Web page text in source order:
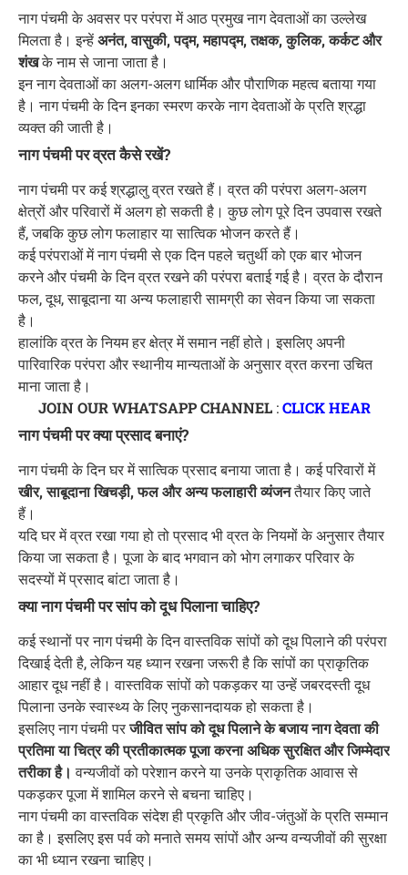
नाग पंचमी के अवसर पर परंपरा में आठ प्रमुख नाग देवताओं का उल्लेख
मिलता है। इन्हेंअनंत, वासुकी, पद्म, महापद्म, तक्षक, कुलिक, कर्कट और
शंखके नाम से जाना जाता है।
इन नाग देवताओं का अलग-अलग धार्मिक और पौराणिक महत्व बताया गया
है। नाग पंचमी के दिन इनका स्मरण करके नाग देवताओं के प्रति श्रद्धा
व्यक्त की जाती है।
नाग पंचमी पर व्रत कैसे रखें?
नाग पंचमी पर कई श्रद्धालु व्रत रखते हैं। व्रत की परंपरा अलग-अलग
क्षेत्रों और परिवारों में अलग हो सकती है। कुछ लोग पूरे दिन उपवास रखते
हैं, जबकि कुछ लोग फलाहार या सात्विक भोजन करते हैं।
कई परंपराओं में नाग पंचमी से एक दिन पहले चतुर्थी को एक बार भोजन
करने और पंचमी के दिन व्रत रखने की परंपरा बताई गई है। व्रत के दौरान
फल, दूध, साबूदाना या अन्य फलाहारी सामग्री का सेवन किया जा सकता
है।
हालांकि व्रत के नियम हर क्षेत्र में समान नहीं होते। इसलिए अपनी
पारिवारिक परंपरा और स्थानीय मान्यताओं के अनुसार व्रत करना उचित
माना जाता है।
JOIN OUR WHATSAPP CHANNEL:CLICK HEAR
नाग पंचमी पर क्या प्रसाद बनाएं?
नाग पंचमी के दिन घर में सात्विक प्रसाद बनाया जाता है। कई परिवारों में
खीर, साबूदाना खिचड़ी, फल और अन्य फलाहारी व्यंजनतैयार किए जाते
हैं।
यदि घर में व्रत रखा गया हो तो प्रसाद भी व्रत के नियमों के अनुसार तैयार
किया जा सकता है। पूजा के बाद भगवान को भोग लगाकर परिवार के
सदस्यों में प्रसाद बांटा जाता है।
क्या नाग पंचमी पर सांप को दूध पिलाना चाहिए?
कई स्थानों पर नाग पंचमी के दिन वास्तविक सांपों को दूध पिलाने की परंपरा
दिखाई देती है, लेकिन यह ध्यान रखना जरूरी है कि सांपों का प्राकृतिक
आहार दूध नहीं है। वास्तविक सांपों को पकड़कर या उन्हें जबरदस्ती दूध
पिलाना उनके स्वास्थ्य के लिए नुकसानदायक हो सकता है।
इसलिए नाग पंचमी परजीवित सांप को दूध पिलाने के बजाय नाग देवता की
प्रतिमा या चित्र की प्रतीकात्मक पूजा करना अधिक सुरक्षित और जिम्मेदार
तरीका है। वन्यजीवों को परेशान करने या उनके प्राकृतिक आवास से
पकड़कर पूजा में शामिल करने से बचना चाहिए।
नाग पंचमी का वास्तविक संदेश ही प्रकृति और जीव-जंतुओं के प्रति सम्मान
का है। इसलिए इस पर्व को मनाते समय सांपों और अन्य वन्यजीवों की सुरक्षा
का भी ध्यान रखना चाहिए।